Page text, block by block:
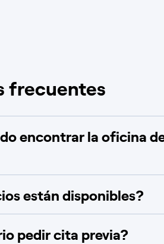
frecuentes
encontrar la oficina
están disponibles?
pedir cita previa?